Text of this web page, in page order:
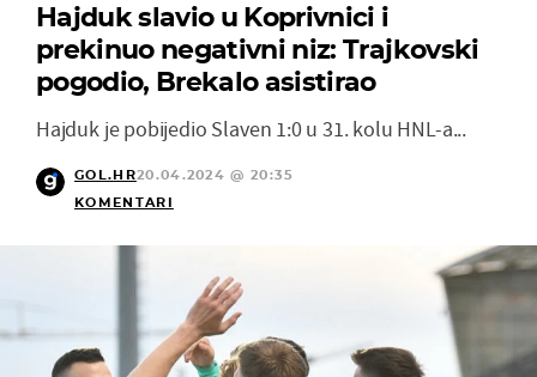
Hajduk slavio u Koprivnici i
prekinuo negativni niz: Trajkovski
pogodio, Brekalo asistirao
Hajduk je pobijedio Slaven 1:0 u 31. kolu HNL-a...
GOL.HR20.04.2024 @ 20:35
KOMENTARI